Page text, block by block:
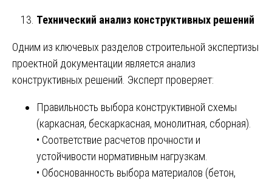
Технический анализ конструктивных решений
Одним из ключевых разделов строительной экспертизы
проектной документации является анализ
конструктивных решений. Эксперт проверяет:
Правильность выбора конструктивной схемы
(каркасная, бескаркасная, монолитная, сборная).
• Соответствие расчетов прочности и
устойчивости нормативным нагрузкам.
• Обоснованность выбора материалов (бетон,